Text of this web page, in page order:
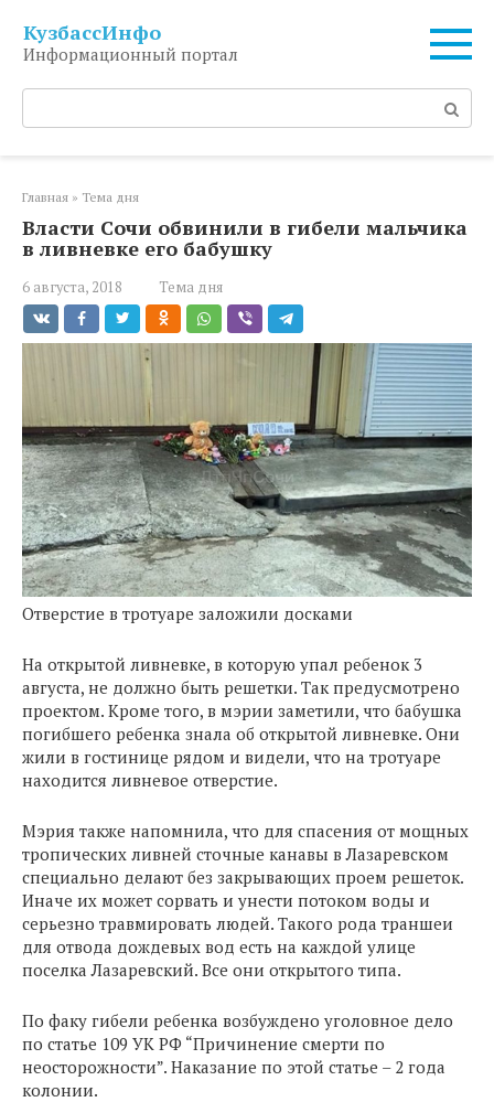
контенту
КузбассИнфо
Информационный портал
Поиск:
Главная » Тема дня
Власти Сочи обвинили в гибели мальчика
в ливневке его бабушку
6 августа, 2018 Тема дня
Отверстие в тротуаре заложили досками
На открытой ливневке, в которую упал ребенок 3
августа, не должно быть решетки. Так предусмотрено
проектом. Кроме того, в мэрии заметили, что бабушка
погибшего ребенка знала об открытой ливневке. Они
жили в гостинице рядом и видели, что на тротуаре
находится ливневое отверстие.
Мэрия также напомнила, что для спасения от мощных
тропических ливней сточные канавы в Лазаревском
специально делают без закрывающих проем решеток.
Иначе их может сорвать и унести потоком воды и
серьезно травмировать людей. Такого рода траншеи
для отвода дождевых вод есть на каждой улице
поселка Лазаревский. Все они открытого типа.
По факу гибели ребенка возбуждено уголовное дело
по статье 109 УК РФ “Причинение смерти по
неосторожности”. Наказание по этой статье – 2 года
колонии.